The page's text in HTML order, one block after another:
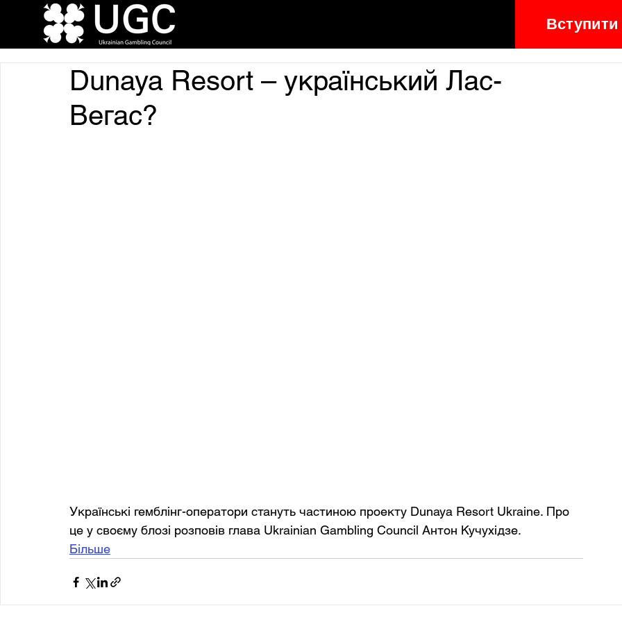
Вступити
Dunaya Resort – український Лас-
Вегас?
Українські гемблінг-оператори стануть частиною проекту Dunaya Resort Ukraine. Про
це у своєму блозі розповів глава Ukrainian Gambling Council Антон Кучухідзе.
Більше